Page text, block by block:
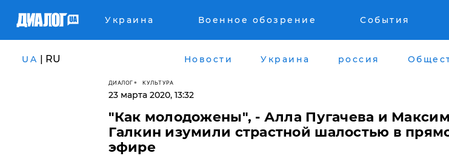
Украина Военное обозрение События
UA | RU Новости Украина россия
ДИАЛОГ КУЛЬТУРА
23 марта 2020, 13:32
"Как молодожены", - Алла Пугачева и Максим
Галкин изумили страстной шалостью в
эфире